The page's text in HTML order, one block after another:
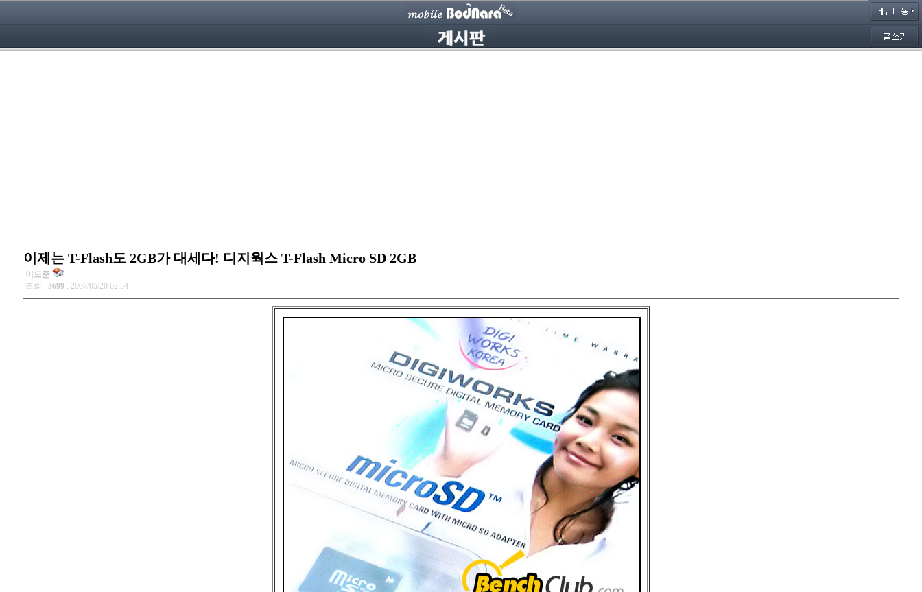
이제는 T-Flash도 2GB가 대세다! 디지웍스 T-Flash Micro SD 2GB
이도준
조회 : 3699 , 2007/05/20 02:54